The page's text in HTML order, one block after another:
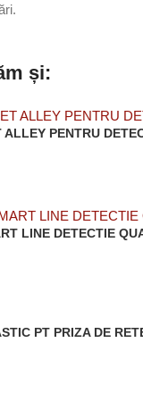
și:
PENTRU
LINE DETECTIE
PT PRIZA DE